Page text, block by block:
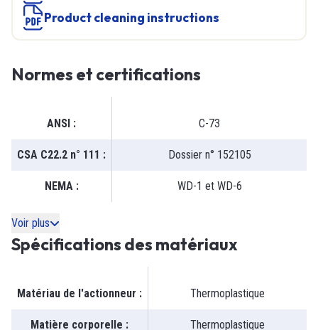
product cleaning instructions
Normes et certifications
ANSI : C-73
CSA C22.2 n° 111 : Dossier n° 152105
NEMA: WD-1 et WD-6
Voir plus
Spécifications des matériaux
Matériau de l'actionneur : Thermoplastique
Matière corporelle : Thermoplastique